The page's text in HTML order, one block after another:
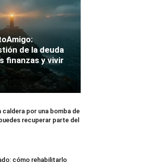
de la deuda
finanzas y vivir
caldera por una bomba de
recuperar parte del
cómo rehabilitarlo